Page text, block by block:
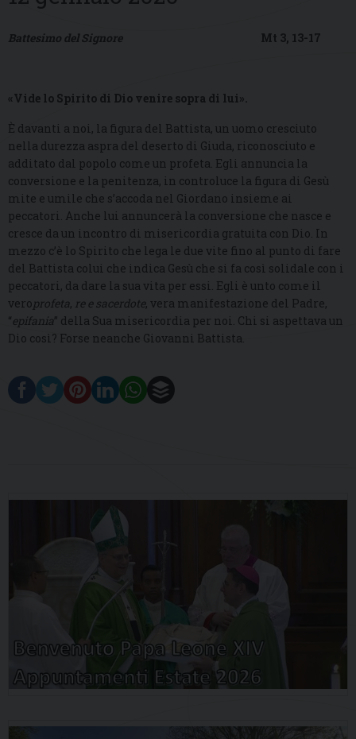
Battesimo del Signore Mt 3, 13-17
«Vide lo Spirito di Dio venire sopra di lui».
È davanti a noi, la figura del Battista, un uomo cresciuto
nella durezza aspra del deserto di Giuda, riconosciuto e
additato dal popolo come un profeta. Egli annuncia la
conversione e la penitenza, in controluce la figura di Gesù
mite e umile che s’accoda nel Giordano insieme ai
peccatori. Anche lui annuncerà la conversione che nasce e
cresce da un incontro di misericordia gratuita con Dio. In
mezzo c’è lo Spirito che lega le due vite fino al punto di fare
del Battista colui che indica Gesù che si fa così solidale con i
peccatori, da dare la sua vita per essi. Egli è unto come il
veroprofeta, re e sacerdote, vera manifestazione del Padre,
“epifania” della Sua misericordia per noi. Chi si aspettava un
Dio così? Forse neanche Giovanni Battista.